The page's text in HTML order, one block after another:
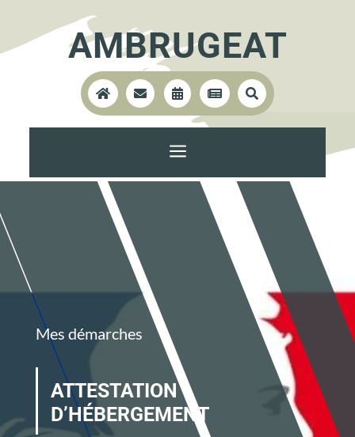
AMBRUGEAT
    
a
Mes démarches
ATTESTATION
D’HÉBERGEMENT